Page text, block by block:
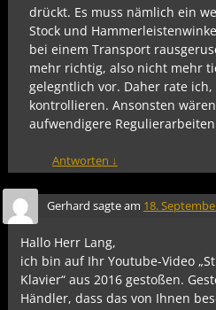
drückt. Es muss nämlich ein
Stock und
bei einem Transport
mehr richtig, also nicht mehr
gelegntlich vor. Daher rate
kontrollieren. Ansonsten
aufwendigere
Antworten ↓
Gerhard sagte am 18.
Hallo Herr Lang,
ich bin auf Ihr Youtube-Video
Klavier“ aus 2016 gestoßen.
Händler, dass das von Ihnen